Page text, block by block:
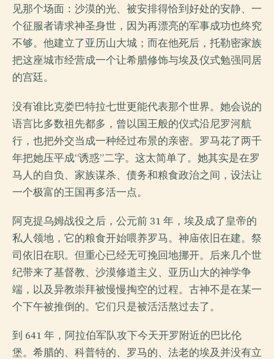
见那个场面：沙漠的光、被安排得恰到好处的安静、一
个征服者请求神圣身世，因为再漂亮的军事成功也终究
不够。他建立了亚历山大城；而在他死后，托勒密家族
把这座城市经营成一个让希腊修饰与埃及仪式勉强同居
的宫廷。
没有谁比克娄巴特拉七世更能代表那个世界。她会说的
语言比多数祖先都多，曾以国王般的仪式沿尼罗河航
行，也把外交当成一种经过布景的亲密。罗马花了两千
年把她压平成“诱惑”二字。这太简单了。她其实是在罗
马人的自负、家族谋杀、债务和粮食政治之间，设法让
一个极富的王国再多活一点。
阿克提乌姆战役之后，公元前 31 年，埃及成了皇帝的
私人领地，它的粮食开始喂养罗马。神庙依旧在建。祭
司依旧在职。但重心已经无可挽回地挪开。后来几个世
纪带来了基督教、沙漠修道主义、亚历山大的神学争
端，以及异教崇拜被慢慢掏空的过程。古神不是在某一
个下午被推倒的。它们只是被活活熬过去了。
到 641 年，阿拉伯军队攻下今天开罗附近的巴比伦
堡。希腊的、科普特的、罗马的、法老的埃及并没有立